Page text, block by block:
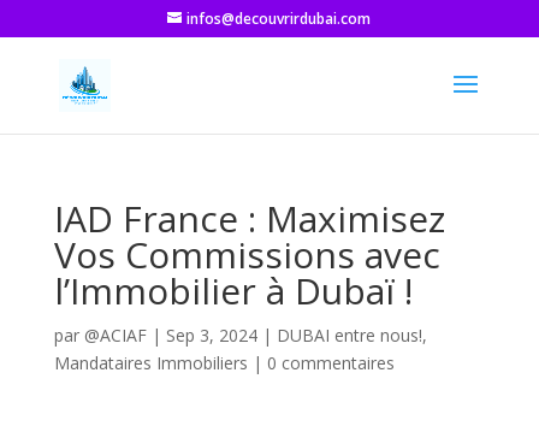
infos@decouvrirdubai.com
IAD France : Maximisez
Vos Commissions avec
l’Immobilier à Dubaï !
par @ACIAF| Sep 3, 2024| DUBAI entre nous!,
Mandataires Immobiliers | 0 commentaires